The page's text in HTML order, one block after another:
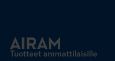
Tuotteet ammattilaisille